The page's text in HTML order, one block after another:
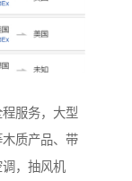
服务，大型
质产品、带
，抽风机